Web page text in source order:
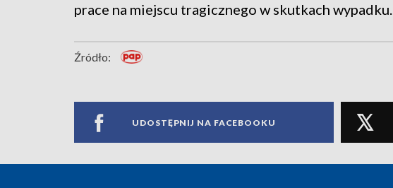
prace na miejscu tragicznego w skutkach wypadku.
Źródło:
UDOSTĘPNIJ NA FACEBOOKU